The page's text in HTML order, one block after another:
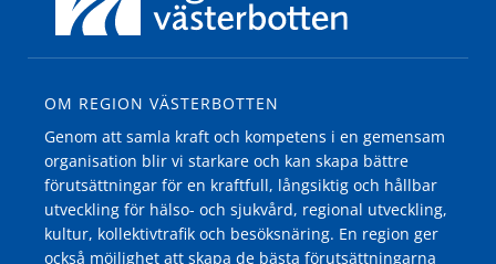
OM REGION VÄSTERBOTTEN
Genom att samla kraft och kompetens i en gemensam
organisation blir vi starkare och kan skapa bättre
förutsättningar för en kraftfull, långsiktig och hållbar
utveckling för hälso- och sjukvård, regional utveckling,
kultur, kollektivtrafik och besöksnäring. En region ger
också möjlighet att skapa de bästa förutsättningarna